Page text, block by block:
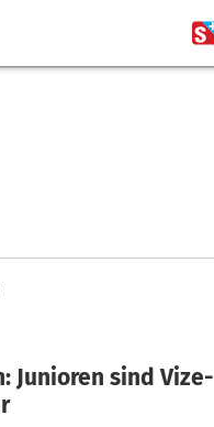
Junioren sind Vize-